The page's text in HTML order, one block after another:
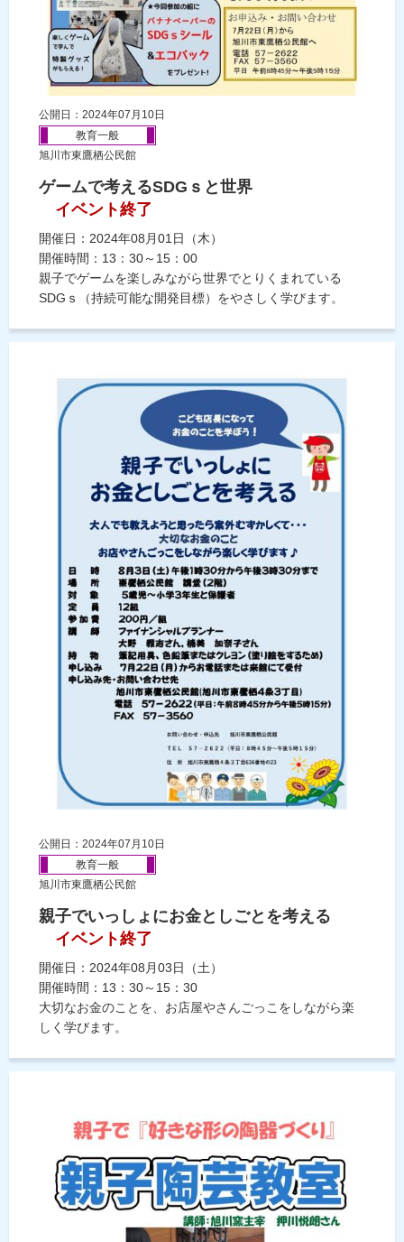
公開日：2024年07月10日
教育一般
旭川市東鷹栖公民館
ゲームで考えるSDGｓと世界
イベント終了
開催日：2024年08月01日（木）
開催時間：13：30～15：00
親子でゲームを楽しみながら世界でとりくまれている
SDGｓ（持続可能な開発目標）をやさしく学びます。
公開日：2024年07月10日
教育一般
旭川市東鷹栖公民館
親子でいっしょにお金としごとを考える
イベント終了
開催日：2024年08月03日（土）
開催時間：13：30～15：30
大切なお金のことを、お店屋やさんごっこをしながら楽
しく学びます。